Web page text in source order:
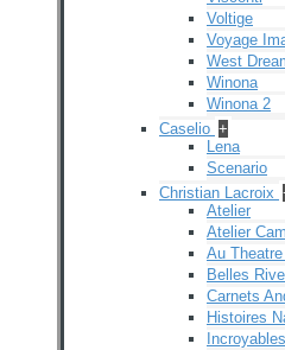
Voltige
Voyage
West
Winona
Winona 2
Caselio +
Lena
Scenario
Christian Lacroix
Atelier
Atelier
Au
Belles
Carnets
Histoires